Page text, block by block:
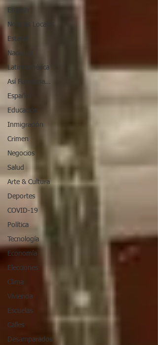
English
Noticias Locales
Estatal
Nacional
Latinoamérica
Así Funciona...
Español
Educación
Inmigración
Crimen
Negocios
Salud
Arte & Cultura
Deportes
COVID-19
Política
Tecnología
Economía
Elecciones
Clima
Vivienda
Escuelas
Calles
Desamparados